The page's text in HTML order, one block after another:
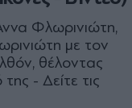
Φλωρινιώτη,
με τον
θέλοντας
- Δείτε τις